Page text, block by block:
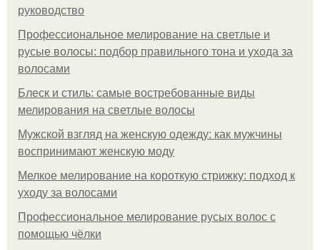
руководство
Профессиональное мелирование на светлые и
русые волосы: подбор правильного тона и ухода за
волосами
Блеск и стиль: самые востребованные виды
мелирования на светлые волосы
Мужской взгляд на женскую одежду: как мужчины
воспринимают женскую моду
Мелкое мелирование на короткую стрижку: подход к
уходу за волосами
Профессиональное мелирование русых волос с
помощью чёлки